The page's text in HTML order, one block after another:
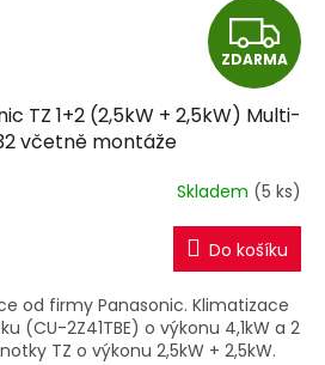
Z
D
A
R
M
A
ZDARMA
TZ 1+2 (2,5kW + 2,5kW) Multi-
včetně montáže
Skladem (5 ks)
Do košíku
od firmy Panasonic. Klimatizace
(CU-2Z41TBE) o výkonu 4,1kW a 2
TZ o výkonu 2,5kW + 2,5kW.